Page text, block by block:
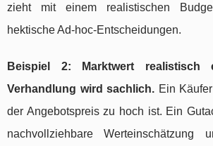
zieht mit einem realistischen
hektische Ad-hoc-Entscheidungen.
Beispiel 2: Marktwert realistisch
Verhandlung wird sachlich. Ein
der Angebotspreis zu hoch ist. Ein
nachvollziehbare Werteinschätzung